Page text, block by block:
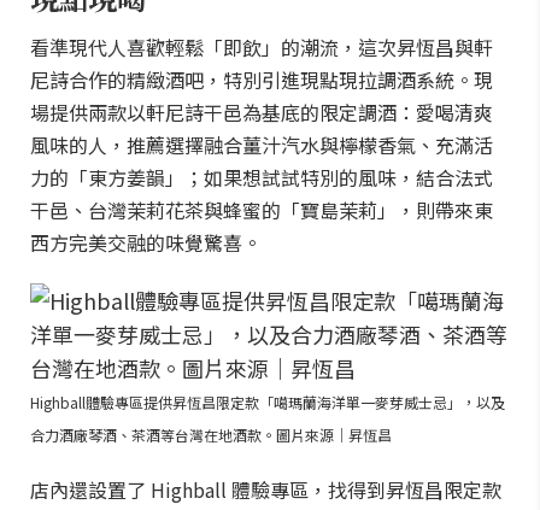
看準現代人喜歡輕鬆「即飲」的潮流，這次昇恆昌與軒
尼詩合作的精緻酒吧，特別引進現點現拉調酒系統。現
場提供兩款以軒尼詩干邑為基底的限定調酒：愛喝清爽
風味的人，推薦選擇融合薑汁汽水與檸檬香氣、充滿活
力的「東方姜韻」；如果想試試特別的風味，結合法式
干邑、台灣茉莉花茶與蜂蜜的「寶島茉莉」，則帶來東
西方完美交融的味覺驚喜。
Highball體驗專區提供昇恆昌限定款「噶瑪蘭海洋單一麥芽威士忌」，以及
合力酒廠琴酒、茶酒等台灣在地酒款。圖片來源｜昇恆昌
店內還設置了 Highball 體驗專區，找得到昇恆昌限定款